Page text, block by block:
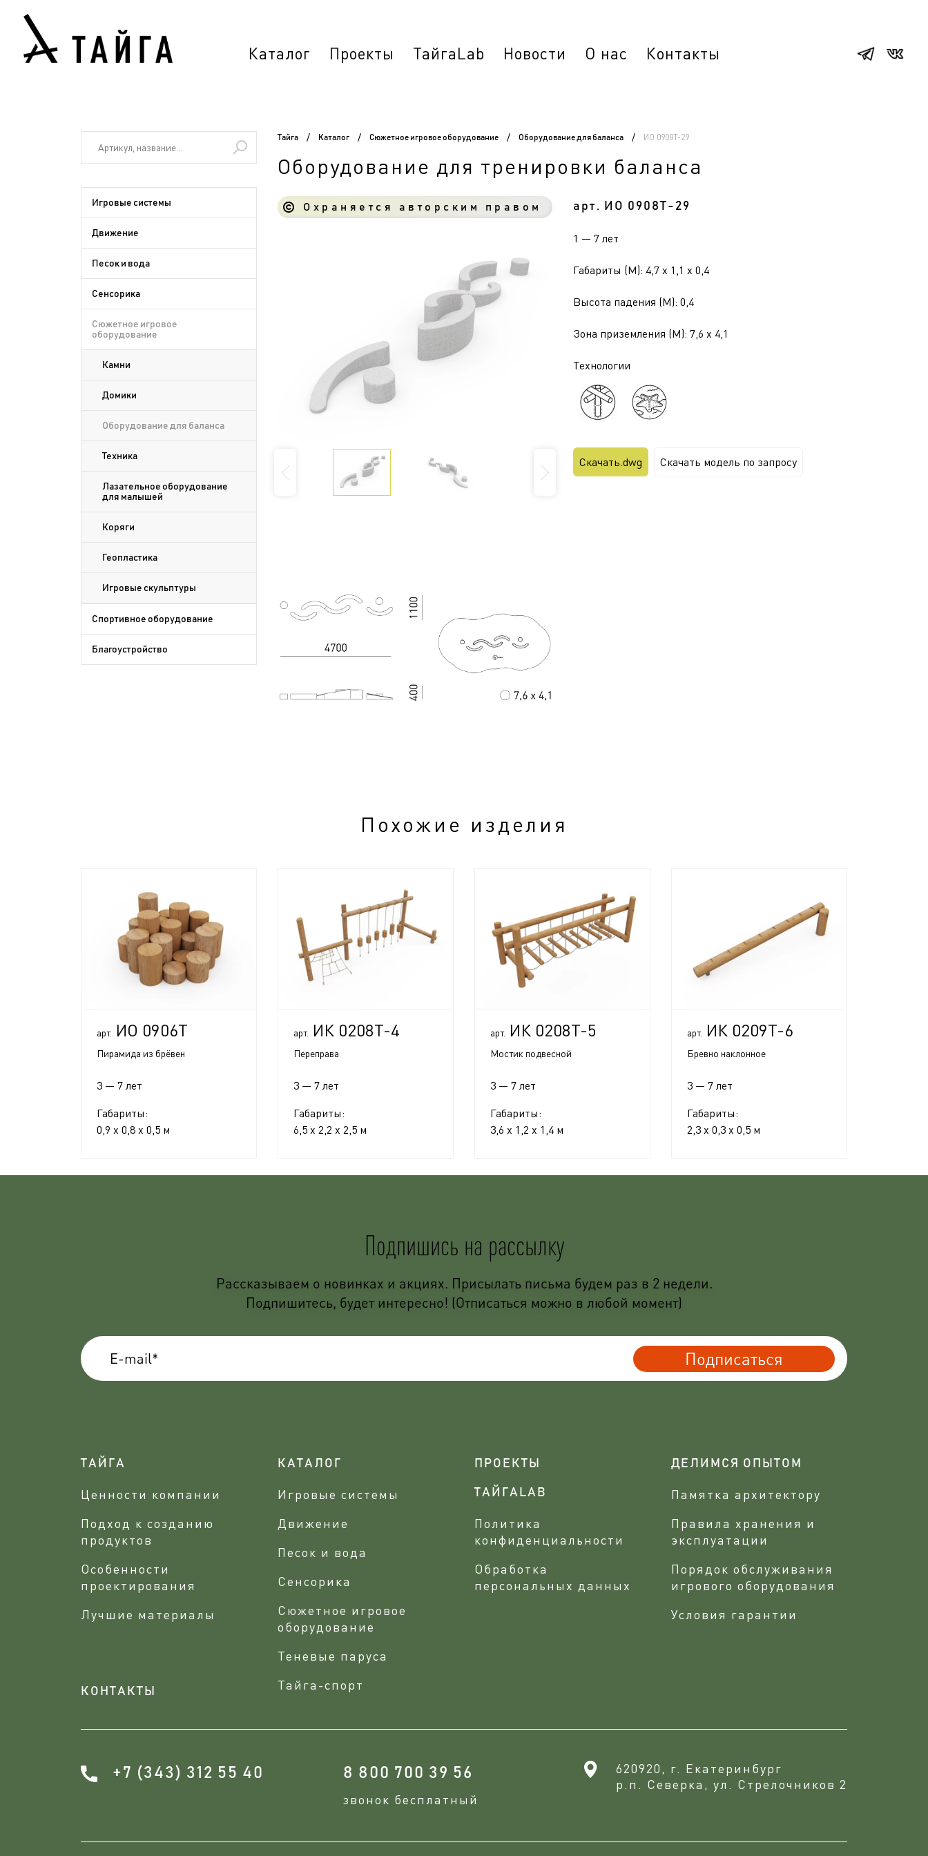
Каталог Проекты ТайгаLab Новости О нас Контакты
Игровые системы
Движение
Песок и вода
Сенсорика
Сюжетное игровое
оборудование
Камни
Домики
Оборудование для баланса
Техника
Лазательное оборудование
для малышей
Коряги
Геопластика
Игровые скульптуры
Спортивное оборудование
Благоустройство
Тайга / Каталог / Сюжетное игровое оборудование / Оборудование для баланса / ИО 0908Т-29
Оборудование для тренировки баланса
Охраняется авторским правом арт. ИО 0908Т-29
1 — 7 лет
Габариты (М): 4,7 x 1,1 x 0,4
Высота падения (М): 0,4
Зона приземления (М): 7,6 x 4,1
Технологии
Скачать.dwg Скачать модель по запросу
Похожие изделия
арт. ИО 0906Т
Пирамида из брёвен
3 — 7 лет
Габариты:
0,9 x 0,8 x 0,5 м
арт. ИК 0208Т-4
Переправа
3 — 7 лет
Габариты:
6,5 x 2,2 x 2,5 м
арт. ИК 0208Т-5
Мостик подвесной
3 — 7 лет
Габариты:
3,6 x 1,2 x 1,4 м
арт. ИК 0209Т-6
Бревно наклонное
3 — 7 лет
Габариты:
2,3 x 0,3 x 0,5 м
Подпишись на рассылку
Рассказываем о новинках и акциях. Присылать письма будем раз в 2 недели.
Подпишитесь, будет интересно! (Отписаться можно в любой момент)
Подписаться
ТАЙГА
Ценности компании
Подход к созданию
продуктов
Особенности
проектирования
Лучшие материалы
КОНТАКТЫ
КАТАЛОГ
Игровые системы
Движение
Песок и вода
Сенсорика
Сюжетное игровое
оборудование
Теневые паруса
Тайга-спорт
ПРОЕКТЫ
ТАЙГАLAB
Политика
конфиденциальности
Обработка
персональных данных
ДЕЛИМСЯ ОПЫТОМ
Памятка архитектору
Правила хранения и
эксплуатации
Порядок обслуживания
игрового оборудования
Условия гарантии
+7 (343) 312 55 40 8 800 700 39 56
звонок бесплатный
620920, г. Екатеринбург
р.п. Северка, ул. Стрелочников 2